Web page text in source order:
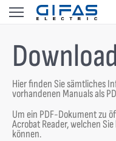
Hier finden Sie sämtliches
vorhandenen Manuals als
Um ein PDF-Dokument zu
Acrobat Reader, welchen Sie
können.